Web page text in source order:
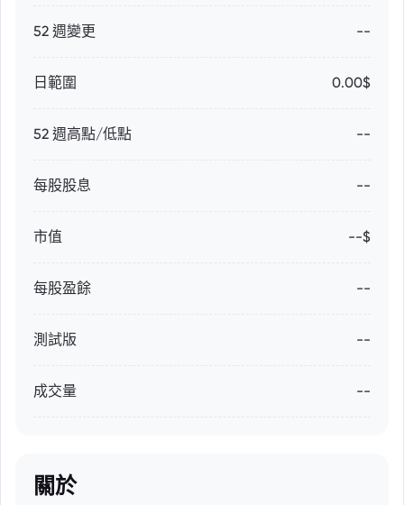
52 週變更 --
日範圍 0.00$
52 週高點/低點 --
每股股息 --
市值 --$
每股盈餘 --
測試版 --
成交量 --
關於